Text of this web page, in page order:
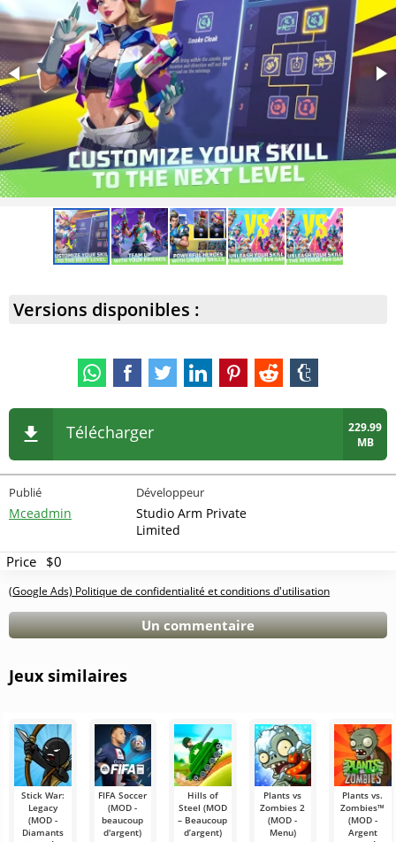
Versions disponibles :
Télécharger
229.99
MB
Publié
Mceadmin
Développeur
Studio Arm Private
Limited
Price $0
(Google Ads) Politique de confidentialité et conditions d'utilisation
Un commentaire
Jeux similaires
Stick War:
Legacy
(MOD -
Diamants
FIFA Soccer
(MOD -
beaucoup
d'argent)
Hills of
Steel (MOD
– Beaucoup
d’argent)
Plants vs
Zombies 2
(MOD -
Menu)
Plants vs.
Zombies™
(MOD -
Argent